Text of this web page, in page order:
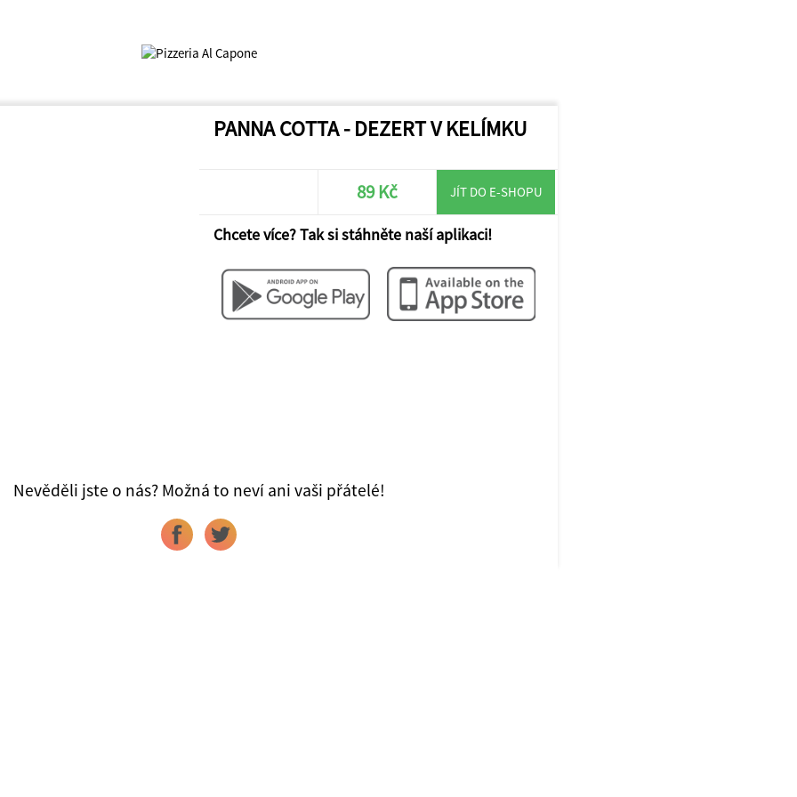
PANNA COTTA - DEZERT V KELÍMKU
89 Kč JÍT DO E-SHOPU
Chcete více? Tak si stáhněte naší aplikaci!
Nevěděli jste o nás? Možná to neví ani vaši přátelé!